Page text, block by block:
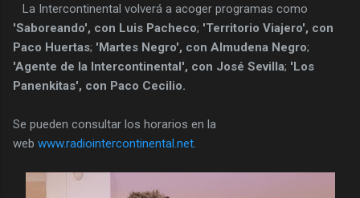
La Intercontinental volverá a acoger programas como
'Saboreando', con Luis Pacheco; 'Territorio Viajero', con
Paco Huertas; 'Martes Negro', con Almudena Negro;
'Agente de la Intercontinental', con José Sevilla; 'Los
Panenkitas', con Paco Cecilio.
Se pueden consultar los horarios en la
web www.radiointercontinental.net.